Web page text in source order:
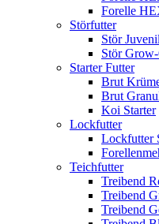
Forelle
Störfutter
Stör
Stör
Starter Futter
Brut
Brut
Koi Starter
Lockfutter
Lockfutter
Teichfutter
Treibend
Treibend
Treibend